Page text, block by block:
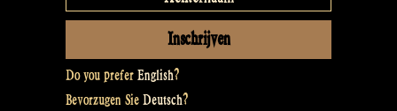
Do you prefer English?
Bevorzugen Sie Deutsch?